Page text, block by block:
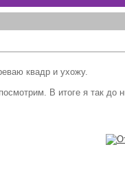
квадр и ухожу.
В итоге я так до